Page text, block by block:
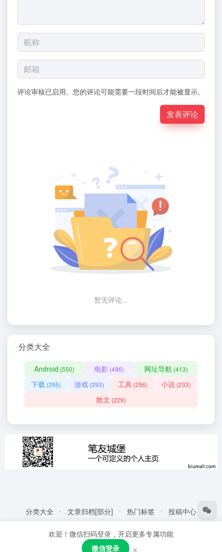
评论审核已启用。您的评论可能需要一段时间后才能被显示。
发表评论
暂无评论...
分类大全
Android (550) 电影 (496) 网址导航 (413)
下载 (295) 游戏 (293) 工具(256) 小说 (233)
散文 (229)
分类大全 文章归档[部分] 热门标签
投稿中心
笔友城堡 - 阅读是一种生活方式
欢迎！微信扫码登录，开启更多专属功能
微信登录
×